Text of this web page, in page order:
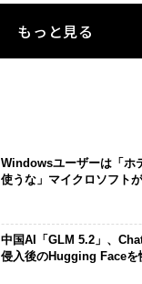
もっと見る
Windowsユーザーは「ホ
使うな」マイクロソフト
中国AI「GLM 5.2」、
侵入後のHugging Faceを